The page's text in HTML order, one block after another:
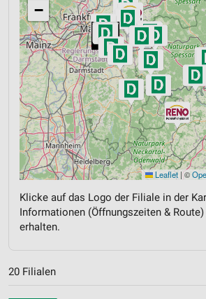
−
Leaflet | ©
Klicke auf das Logo der Filiale in der
Informationen (Öffnungszeiten &
erhalten.
20 Filialen